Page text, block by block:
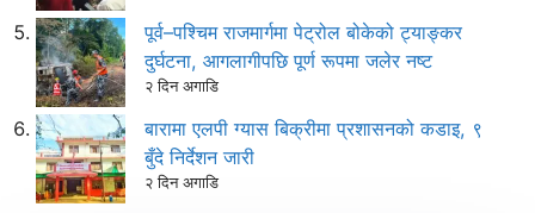
पूर्व–पश्चिम राजमार्गमा पेट्रोल बोकेको ट्याङ्कर
दुर्घटना, आगलागीपछि पूर्ण रूपमा जलेर नष्ट
२ दिन अगाडि
बारामा एलपी ग्यास बिक्रीमा प्रशासनको कडाइ, ९
बुँदे निर्देशन जारी
२ दिन अगाडि